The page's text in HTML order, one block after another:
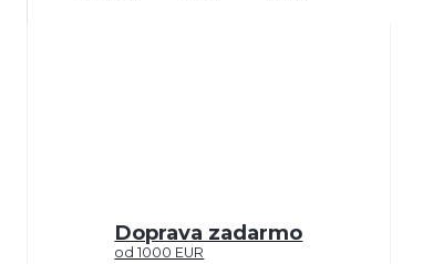
Doprava zadarmo
od 1000 EUR